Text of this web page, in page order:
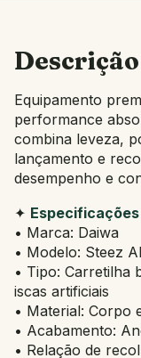
Descrição
Equipamento
performance
combina leveza,
lançamento e
desempenho e
✦
• Marca: Daiwa
• Modelo: Steez
• Tipo: Carretilha
iscas artificiais
• Material: Corpo
• Acabamento:
• Relação de